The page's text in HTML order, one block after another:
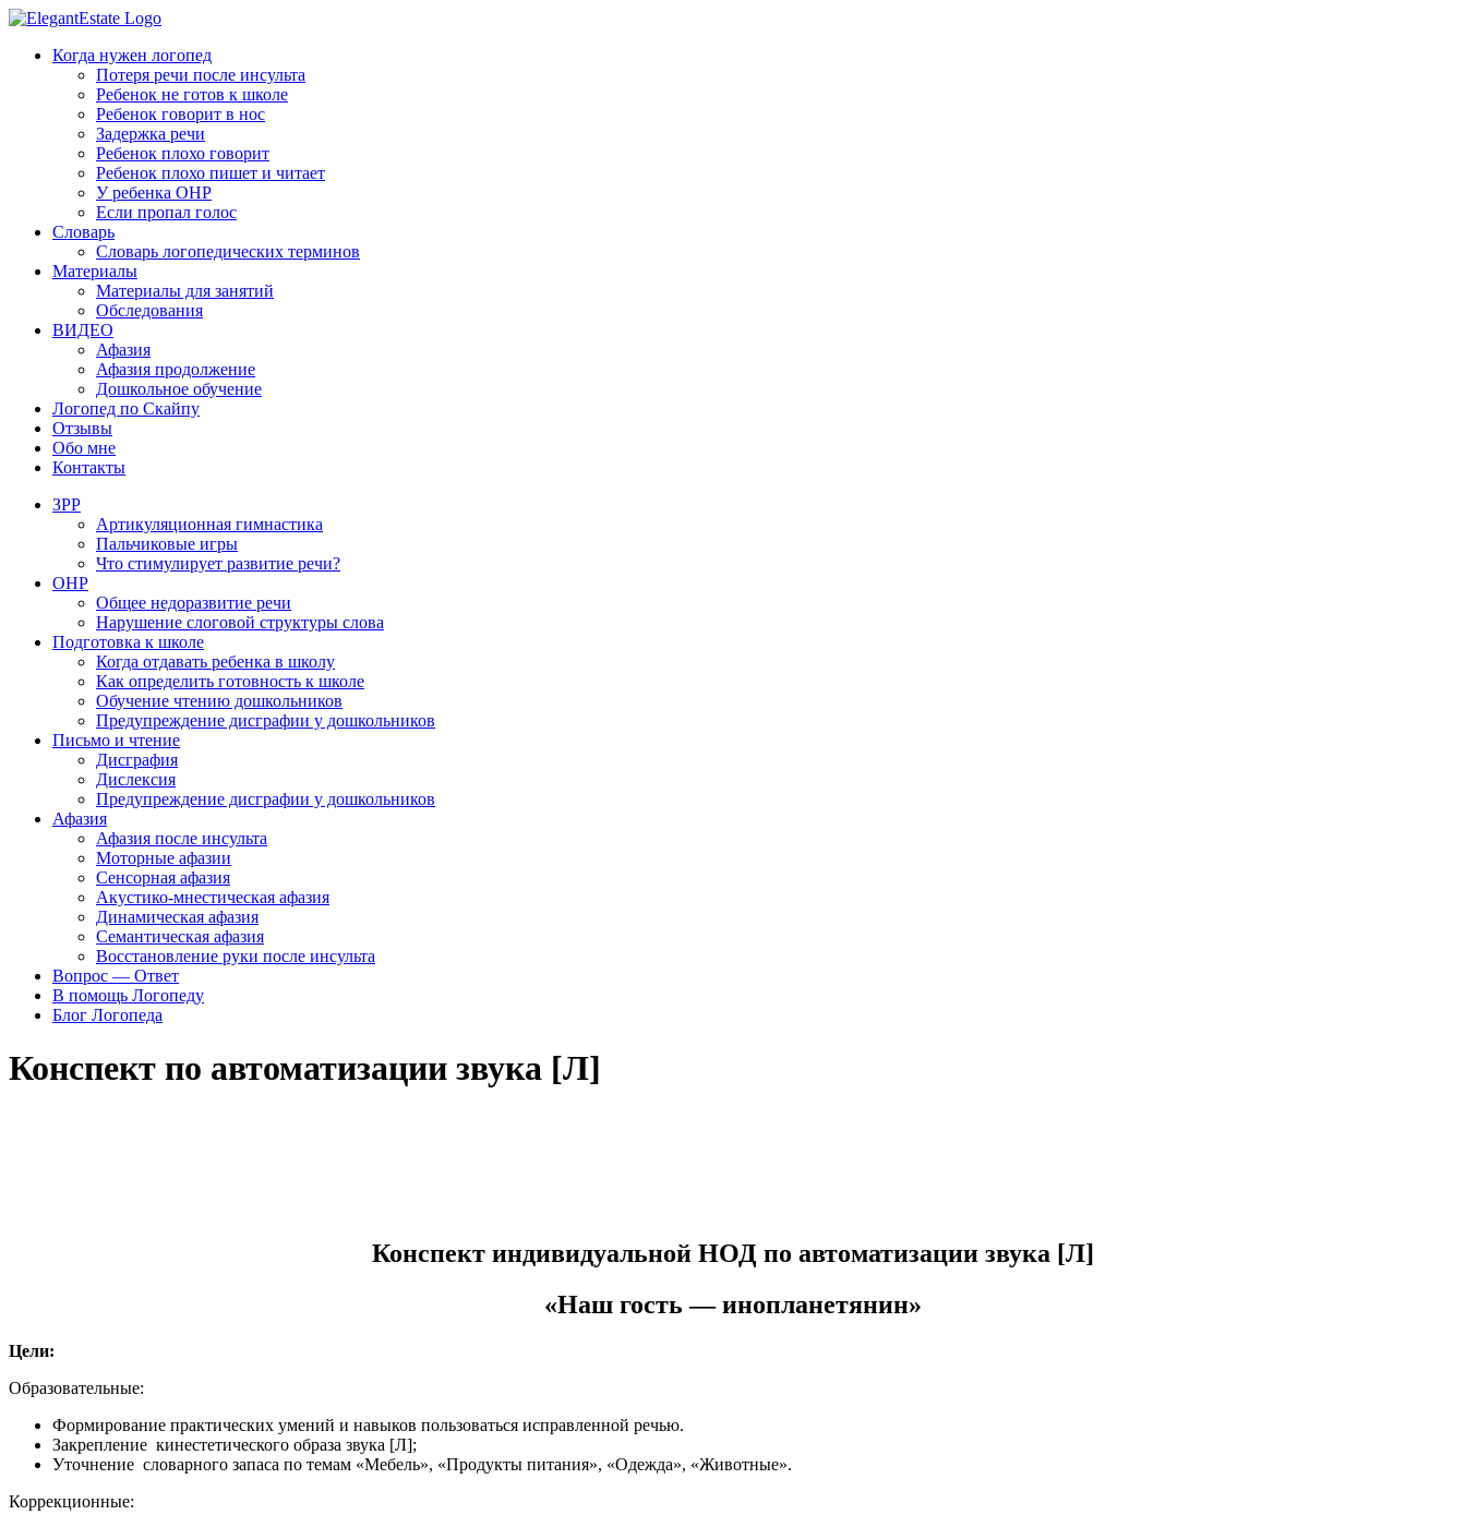
Когда нужен логопед
Потеря речи после инсульта
Ребенок не готов к школе
Ребенок говорит в нос
Задержка речи
Ребенок плохо говорит
Ребенок плохо пишет и читает
У ребенка ОНР
Если пропал голос
Словарь
Словарь логопедических терминов
Материалы
Материалы для занятий
Обследования
ВИДЕО
Афазия
Афазия продолжение
Дошкольное обучение
Логопед по Скайпу
Отзывы
Обо мне
Контакты
ЗРР
Артикуляционная гимнастика
Пальчиковые игры
Что стимулирует развитие речи?
ОНР
Общее недоразвитие речи
Нарушение слоговой структуры слова
Подготовка к школе
Когда отдавать ребенка в школу
Как определить готовность к школе
Обучение чтению дошкольников
Предупреждение дисграфии у дошкольников
Письмо и чтение
Дисграфия
Дислексия
Предупреждение дисграфии у дошкольников
Афазия
Афазия после инсульта
Моторные афазии
Сенсорная афазия
Акустико-мнестическая афазия
Динамическая афазия
Семантическая афазия
Восстановление руки после инсульта
Вопрос — Ответ
В помощь Логопеду
Блог Логопеда
Конспект по автоматизации звука [Л]
Конспект индивидуальной НОД по автоматизации звука [Л]
«Наш гость — инопланетянин»
Цели:
Образовательные:
Формирование практических умений и навыков пользоваться исправленной речью.
Закрепление кинестетического образа звука [Л];
Уточнение словарного запаса по темам «Мебель», «Продукты питания», «Одежда», «Животные».
Коррекционные: